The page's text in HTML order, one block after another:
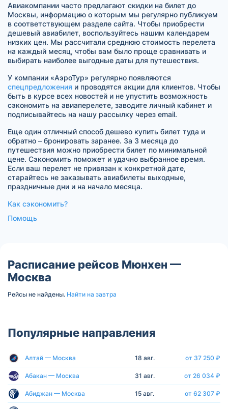
Авиакомпании часто предлагают скидки на билет до
Москвы, информацию о которым мы регулярно публикуем
в соответствующем разделе сайта. Чтобы приобрести
дешевый авиабилет, воспользуйтесь нашим календарем
низких цен. Мы рассчитали среднюю стоимость перелета
на каждый месяц, чтобы вам было проще сравнивать и
выбирать наиболее выгодные даты для путешествия.
У компании «АэроТур» регулярно появляются
спецпредложения и проводятся акции для клиентов. Чтобы
быть в курсе всех новостей и не упустить возможность
сэкономить на авиаперелете, заводите личный кабинет и
подписывайтесь на нашу рассылку через email.
Еще один отличный способ дешево купить билет туда и
обратно – бронировать заранее. За 3 месяца до
путешествия можно приобрести билет по минимальной
цене. Сэкономить поможет и удачно выбранное время.
Если ваш перелет не привязан к конкретной дате,
старайтесь не заказывать авиабилеты выходные,
праздничные дни и на начало месяца.
Как сэкономить?
Помощь
Расписание рейсов Мюнхен —
Москва
Рейсы не найдены. Найти на завтра
Популярные направления
Алтай — Москва 18 авг. от 37 250 ₽
Абакан — Москва 31 авг. от 26 034 ₽
Абиджан — Москва 15 авг. от 62 307 ₽